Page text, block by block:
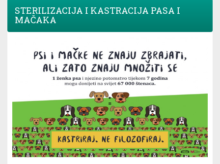
STERILIZACIJA I KASTRACIJA PASA I
MAČAKA